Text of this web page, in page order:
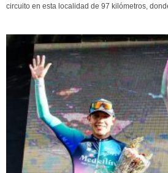
circuito en esta localidad de 97 kilómetros,